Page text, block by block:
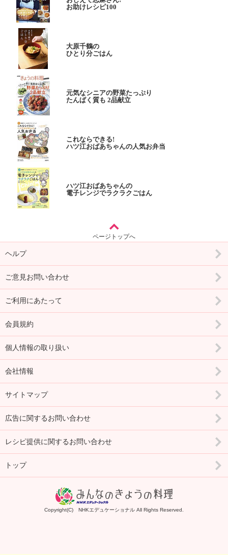
お助けレシピ100
大原千鶴の
ひとり分ごはん
元気なシニアの野菜たっぷり
たんぱく質も 2品献立
これならできる!
ハツ江おばあちゃんの人気お弁当
ハツ江おばあちゃんの
電子レンジでラクラクごはん
ページトップへ
ヘルプ
ご意見お問い合わせ
ご利用にあたって
会員規約
個人情報の取り扱い
会社情報
サイトマップ
広告に関するお問い合わせ
レシピ提供に関するお問い合わせ
トップ
Copyright(C) NHKエデュケーショナル All Rights Reserved.